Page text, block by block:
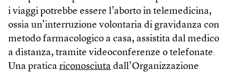
i viaggi potrebbe essere l’aborto in telemedicina,
ossia un’interruzione volontaria di gravidanza con
metodo farmacologico a casa, assistita dal medico
a distanza, tramite videoconferenze o telefonate.
Una pratica riconosciuta dall’Organizzazione